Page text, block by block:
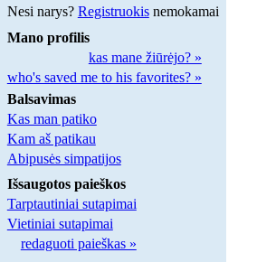
Nesi narys? Registruokisnemokamai
Mano profilis
kas mane žiūrėjo? »
who's saved me to his favorites? »
Balsavimas
Kas man patiko
Kam aš patikau
Abipusės simpatijos
Išsaugotos paieškos
Tarptautiniai sutapimai
Vietiniai sutapimai
redaguoti paieškas »